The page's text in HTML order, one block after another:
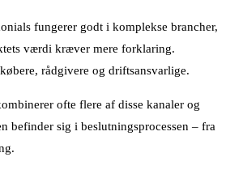
fungerer godt i komplekse brancher,
værdi kræver mere forklaring.
rådgivere og driftsansvarlige.
ofte flere af disse kanaler og
befinder sig i beslutningsprocessen – fra